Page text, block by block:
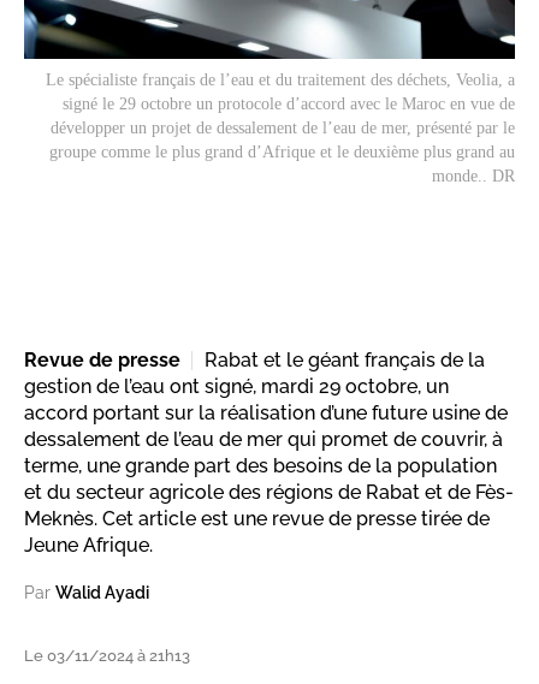
Le spécialiste français de l’eau et du traitement des déchets, Veolia, a
signé le 29 octobre un protocole d’accord avec le Maroc en vue de
développer un projet de dessalement de l’eau de mer, présenté par le
groupe comme le plus grand d’Afrique et le deuxième plus grand au
monde.. DR
Revue de presse
Rabat et le géant français de la
gestion de l’eau ont signé, mardi 29 octobre, un
accord portant sur la réalisation d’une future usine de
dessalement de l’eau de mer qui promet de couvrir, à
terme, une grande part des besoins de la population
et du secteur agricole des régions de Rabat et de Fès-
Meknès. Cet article est une revue de presse tirée de
Jeune Afrique.
Par Walid Ayadi
Le 03/11/2024 à 21h13